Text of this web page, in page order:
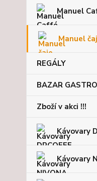
Manuel
Manuel
REGÁLY
BAZAR GASTRO
Zboží v akci !!!
Kávovary
Kávovary